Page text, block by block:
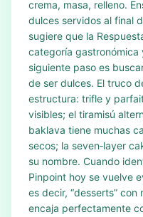
crema, masa, relleno.
dulces servidos al final
sugiere que la
categoría gastronómica
siguiente paso es
de ser dulces. El truco
estructura: trifle y
visibles; el tiramisú
baklava tiene muchas
secos; la seven‑layer
su nombre. Cuando
Pinpoint hoy se vuelve
es decir, “desserts”
encaja perfectamente